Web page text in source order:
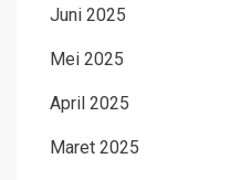
Juni 2025
Mei 2025
April 2025
Maret 2025